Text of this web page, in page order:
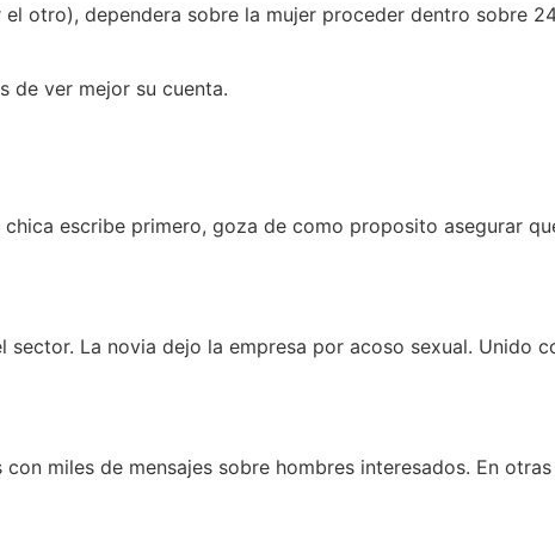
otro), dependera sobre la mujer proceder dentro sobre
de ver mejor su cuenta.
escribe primero, goza de como proposito asegurar
La novia dejo la empresa por acoso sexual. Unido
miles de mensajes sobre hombres interesados. En